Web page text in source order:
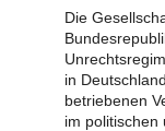
Die
in
betriebenen
im politischen